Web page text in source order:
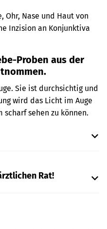
Ohr, Nase und Haut von
Inzision an Konjunktiva
Proben aus der
Sie ist durchsichtig und
wird das Licht im Auge
sehen zu können.
Rat!